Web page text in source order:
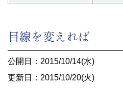
目線を変えれば
公開日：2015/10/14(水)
更新日：2015/10/20(火)